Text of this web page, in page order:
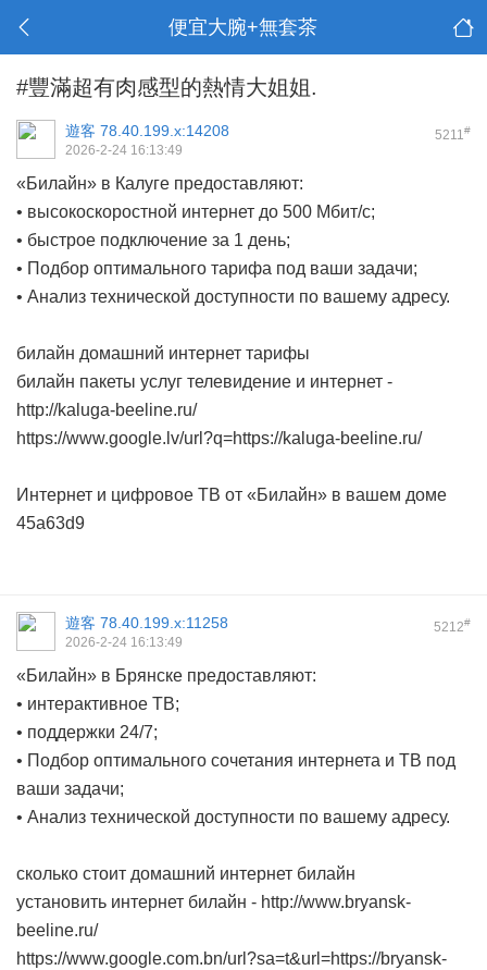
便宜大腕+無套茶
#豐滿超有肉感型的熱情大姐姐.
5211#
遊客 78.40.199.x:14208
2026-2-24 16:13:49
«Билайн» в Калуге предоставляют:
• высокоскоростной интернет до 500 Мбит/с;
• быстрое подключение за 1 день;
• Подбор оптимального тарифа под ваши задачи;
• Анализ технической доступности по вашему адресу.
билайн домашний интернет тарифы
билайн пакеты услуг телевидение и интернет -
http://kaluga-beeline.ru/
https://www.google.lv/url?q=https://kaluga-beeline.ru/
Интернет и цифровое ТВ от «Билайн» в вашем доме
45a63d9
5212#
遊客 78.40.199.x:11258
2026-2-24 16:13:49
«Билайн» в Брянске предоставляют:
• интерактивное ТВ;
• поддержки 24/7;
• Подбор оптимального сочетания интернета и ТВ под
ваши задачи;
• Анализ технической доступности по вашему адресу.
сколько стоит домашний интернет билайн
установить интернет билайн - http://www.bryansk-
beeline.ru/
https://www.google.com.bn/url?sa=t&url=https://bryansk-